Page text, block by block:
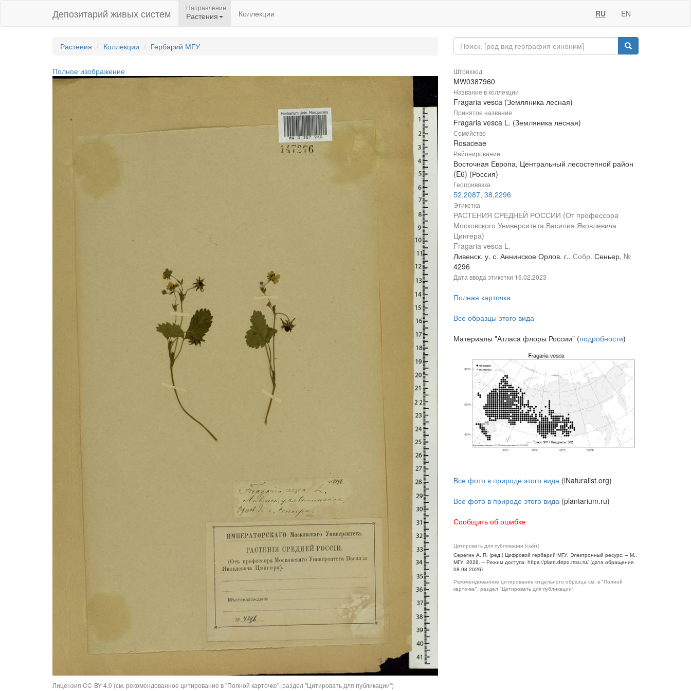
Депозитарий живых систем Направление
Растения Коллекции RU EN
Растения Коллекции Гербарий МГУ
Полное изображение
Лицензия CC-BY 4.0 (см. рекомендованное цитирование в "Полной карточке", раздел "Цитировать для публикации")
Штрихкод
MW0387960
Название в коллекции
Fragaria vesca (Земляника лесная)
Принятое название
Fragaria vesca L. (Земляника лесная)
Семейство
Rosaceae
Районирование
Восточная Европа, Центральный лесостепной район
(E6) (Россия)
Геопривязка
52,2087, 38,2296
Этикетка
РАСТЕНИЯ СРЕДНЕЙ РОССИИ (От профессора
Московского Университета Василия Яковлевича
Цингера)
Fragaria vesca L.
Ливенск. у. с. Аннинское Орлов. г.. Собр. Сеньер, №
4296
Дата ввода этикетки 16.02.2023
Полная карточка
Все образцы этого вида
Материалы "Атласа флоры России" (подробности)
Все фото в природе этого вида (iNaturalist.org)
Все фото в природе этого вида (plantarium.ru)
Сообщить об ошибке
Цитировать для публикации (сайт)
Серегин А. П. (ред.) Цифровой гербарий МГУ: Электронный ресурс. – М.:
МГУ, 2026. – Режим доступа: https://plant.depo.msu.ru/ (дата обращения
08.08.2026)
Рекомендованное цитирование отдельного образца см. в "Полной
карточке", раздел "Цитировать для публикации"